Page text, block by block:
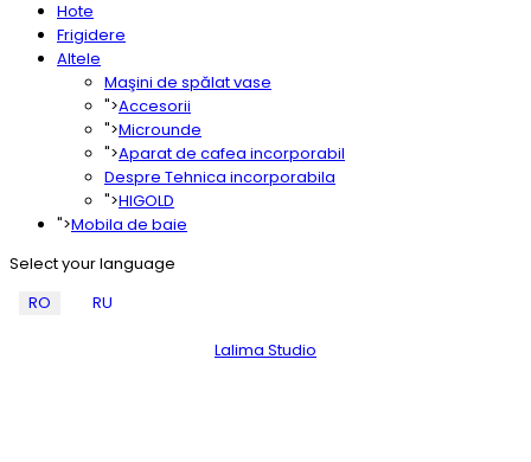
Hote
Frigidere
Altele
Maşini de spălat vase
">Accesorii
">Microunde
">Aparat de cafea incorporabil
Despre Tehnica incorporabila
">HIGOLD
">Mobila de baie
Select your language
RO
RU
Lalima Studio